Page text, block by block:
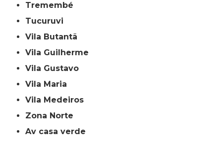
Tremembé
Tucuruvi
Vila Butantã
Vila Guilherme
Vila Gustavo
Vila Maria
Vila Medeiros
Zona Norte
av casa verde